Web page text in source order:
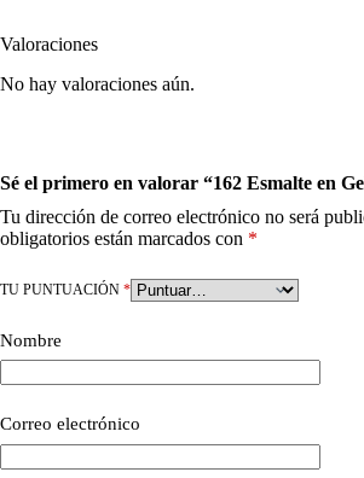
Valoraciones
No hay valoraciones aún.
Sé el primero en valorar “162 Esmalte en
Tu dirección de correo electrónico no será
obligatorios están marcados con *
TU PUNTUACIÓN *
Nombre
Correo electrónico